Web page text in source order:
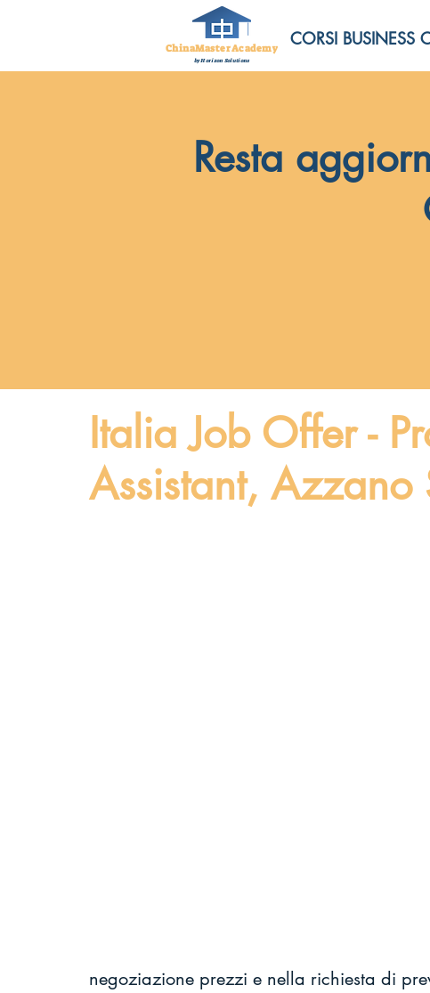
ChinaMasterAcademy
by Horizon Solutions
CORSI BUSINESS
Resta
Italia Job Offer -
Assistant, Azzano
negoziazione prezzi e nella richiesta di